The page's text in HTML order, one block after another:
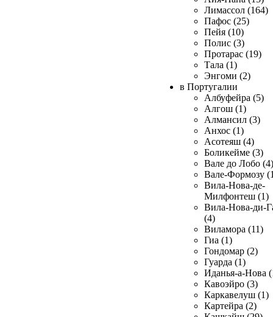
Лимассол (164)
Пафос (25)
Пейя (10)
Полис (3)
Протарас (19)
Тала (1)
Энгоми (2)
в Португалии
Албуфейра (5)
Алгош (1)
Алмансил (3)
Анхос (1)
Асотеяш (4)
Боликейме (3)
Вале до Лобо (4)
Вале-Формозу
Вила-Нова-де-
Милфонтеш (1)
Вила-Нова-ди-
(4)
Виламора (11)
Гиа (1)
Гондомар (2)
Гуарда (1)
Иданья-а-Нова
Кавоэйро (3)
Каркавелуш (1)
Картейра (2)